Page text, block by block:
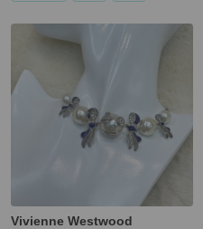
Vivienne Westwood